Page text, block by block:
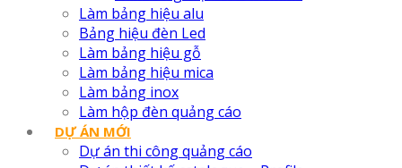
Làm bảng hiệu alu
Bảng hiệu đèn Led
Làm bảng hiệu gỗ
Làm bảng hiệu mica
Làm bảng inox
Làm hộp đèn quảng cáo
DỰ ÁN MỚI
Dự án thi công quảng cáo